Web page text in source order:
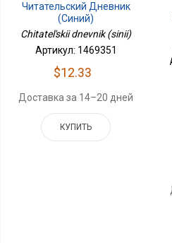
Читательский Дневник
(синий)
Chitatel'skii dnevnik (sinii)
Артикул: 1469351
$12.33
Доставка за 14–20 дней
КУПИТЬ